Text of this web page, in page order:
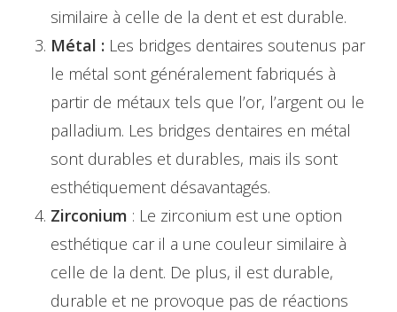
similaire à celle de la dent et est durable.
Métal : Les bridges dentaires soutenus par
le métal sont généralement fabriqués à
partir de métaux tels que l’or, l’argent ou le
palladium. Les bridges dentaires en métal
sont durables et durables, mais ils sont
esthétiquement désavantagés.
Zirconium : Le zirconium est une option
esthétique car il a une couleur similaire à
celle de la dent. De plus, il est durable,
durable et ne provoque pas de réactions